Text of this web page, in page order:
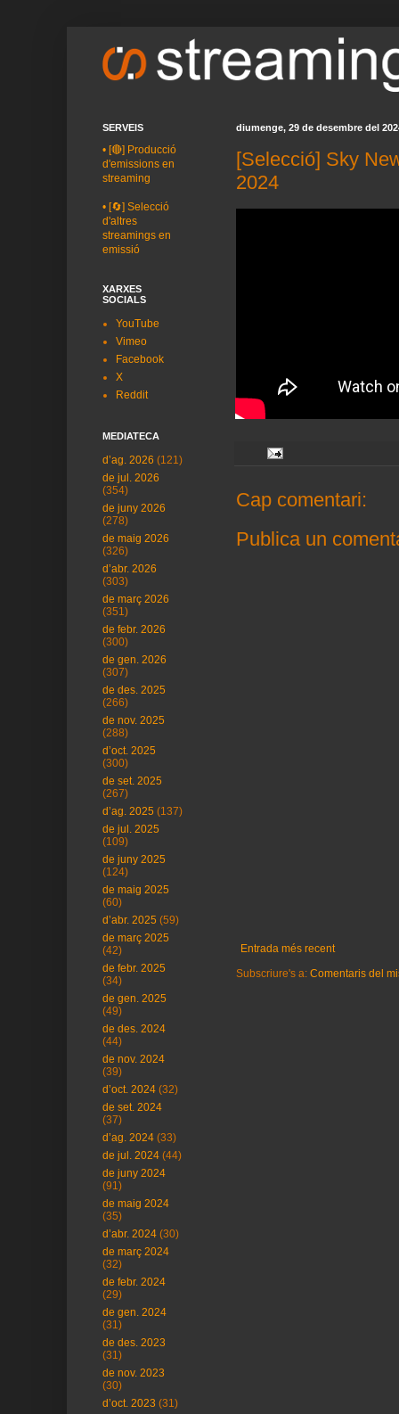
diumenge, 29 de desembre del
[Selecció] Sky
2024
Cap comentari:
Publica un
Entrada més recent
Subscriure's a: Comentaris del
SERVEIS
• [🔴] Producció
d'emissions en
streaming
• [🔄] Selecció
d'altres
streamings en
emissió
XARXES
SOCIALS
YouTube
Vimeo
Facebook
X
Reddit
MEDIATECA
d’ag. 2026 (121)
de jul. 2026
(354)
de juny 2026
(278)
de maig 2026
(326)
d’abr. 2026
(303)
de març 2026
(351)
de febr. 2026
(300)
de gen. 2026
(307)
de des. 2025
(266)
de nov. 2025
(288)
d’oct. 2025
(300)
de set. 2025
(267)
d’ag. 2025 (137)
de jul. 2025
(109)
de juny 2025
(124)
de maig 2025
(60)
d’abr. 2025 (59)
de març 2025
(42)
de febr. 2025
(34)
de gen. 2025
(49)
de des. 2024
(44)
de nov. 2024
(39)
d’oct. 2024 (32)
de set. 2024
(37)
d’ag. 2024 (33)
de jul. 2024 (44)
de juny 2024
(91)
de maig 2024
(35)
d’abr. 2024 (30)
de març 2024
(32)
de febr. 2024
(29)
de gen. 2024
(31)
de des. 2023
(31)
de nov. 2023
(30)
d’oct. 2023 (31)